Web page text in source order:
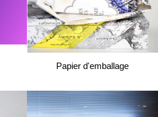
Papier d'emballage